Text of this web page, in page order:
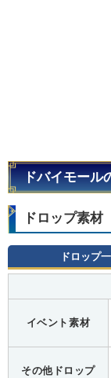
ドバイモール
ドロップ素材
ドロップ
イベント素材
その他ドロップ